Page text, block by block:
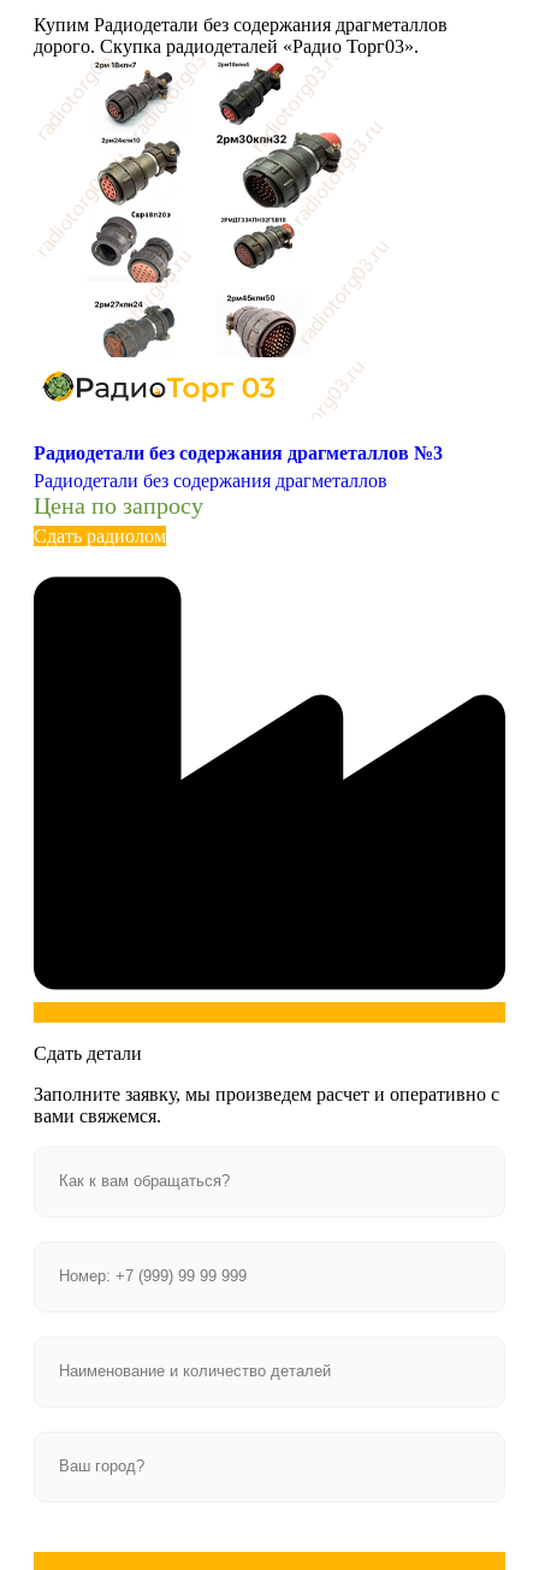
Купим Радиодетали без содержания драгметаллов
дорого. Скупка радиодеталей «Радио Торг03».
Радиодетали без содержания драгметаллов №3
Радиодетали без содержания драгметаллов
Цена по запросу
Сдать радиолом
Сдать детали
Заполните заявку, мы произведем расчет и оперативно с
вами свяжемся.